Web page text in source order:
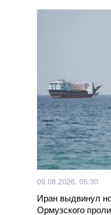
09.08.2026, 05:30
Иран выдвинул
Ормузского